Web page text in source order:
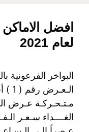
افضل
لعام 2021
البواخر الفرعونية
مـتـحـركـة عـرض